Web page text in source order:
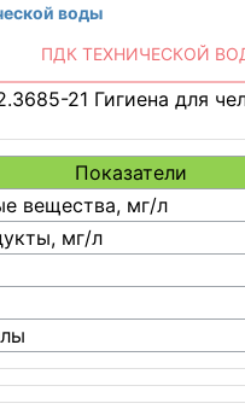
воды
ПДК ТЕХНИЧЕСКОЙ
21 Гигиена для
Показатели
вещества, мг/л
мг/л